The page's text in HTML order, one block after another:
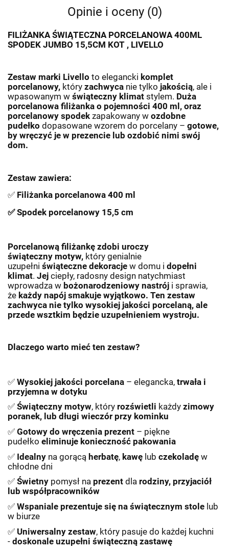
Opinie i oceny (0)
FILIŻANKA ŚWIĄTECZNA PORCELANOWA 400ML
SPODEK JUMBO 15,5CM KOT , LIVELLO
Zestaw marki Livello to elegancki komplet
porcelanowy, który zachwyca nie tylko jakością, ale i
wpasowanym w świąteczny klimat stylem. Duża
porcelanowa filiżanka o pojemności 400 ml, oraz
porcelanowy spodek zapakowany w ozdobne
pudełko dopasowane wzorem do porcelany – gotowe,
by wręczyć je w prezencie lub ozdobić nimi swój
dom.
Zestaw zawiera:
✅ Filiżanka porcelanowa 400 ml
✅Spodek porcelanowy 15,5 cm
Porcelanową filiżankę zdobi uroczy
świąteczny motyw, który genialnie
uzupełni świąteczne dekoracje w domu i dopełni
klimat. Jej ciepły, radosny design natychmiast
wprowadza w bożonarodzeniowy nastrój i sprawia,
że każdy napój smakuje wyjątkowo. Ten zestaw
zachwyca nie tylko wysokiej jakości porcelaną, ale
przede wsztkim będzie uzupełnieniem wystroju.
Dlaczego warto mieć ten zestaw?
✅ Wysokiej jakości porcelana – elegancka, trwała i
przyjemna w dotyku
✅ Świąteczny motyw, który rozświetli każdy zimowy
poranek, lub długi wieczór przy kominku
✅ Gotowy do wręczenia prezent – piękne
pudełko eliminuje konieczność pakowania
✅ Idealny na gorącą herbatę, kawę lub czekoladę w
chłodne dni
✅ Świetny pomysł na prezent dla rodziny, przyjaciół
lub współpracowników
✅ Wspaniale prezentuje się na świątecznym stole lub
w biurze
✅ Uniwersalny zestaw, który pasuje do każdej kuchni
- doskonale uzupełni świąteczną zastawę